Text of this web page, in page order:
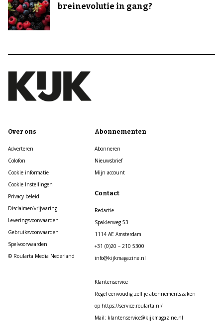
breinevolutie in gang?
Over ons
Adverteren
Colofon
Cookie informatie
Cookie Instellingen
Privacy beleid
Disclaimer/vrijwaring
Leveringsvoorwaarden
Gebruiksvoorwaarden
Spelvoorwaarden
© Roularta Media Nederland
Abonnementen
Abonneren
Nieuwsbrief
Mijn account
Contact
Redactie
Spaklerweg 53
1114 AE Amsterdam
+31 (0)20 – 210 5300
info@kijkmagazine.nl
Klantenservice
Regel eenvoudig zelf je abonnementszaken
op https://service.roularta.nl/
Mail: klantenservice@kijkmagazine.nl